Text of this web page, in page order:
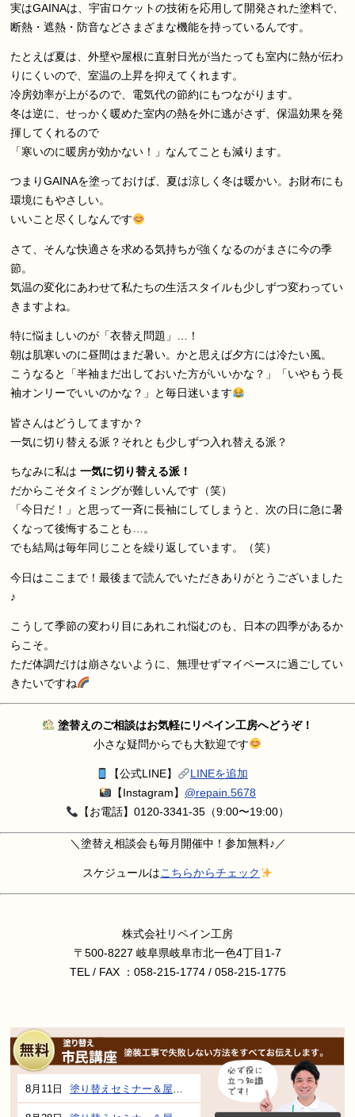
実はGAINAは、宇宙ロケットの技術を応用して開発された塗料で、
断熱・遮熱・防音などさまざまな機能を持っているんです。
たとえば夏は、外壁や屋根に直射日光が当たっても室内に熱が伝わ
りにくいので、室温の上昇を抑えてくれます。
冷房効率が上がるので、電気代の節約にもつながります。
冬は逆に、せっかく暖めた室内の熱を外に逃がさず、保温効果を発
揮してくれるので
「寒いのに暖房が効かない！」なんてことも減ります。
つまりGAINAを塗っておけば、夏は涼しく冬は暖かい。お財布にも
環境にもやさしい。
いいこと尽くしなんです
さて、そんな快適さを求める気持ちが強くなるのがまさに今の季
節。
気温の変化にあわせて私たちの生活スタイルも少しずつ変わってい
きますよね。
特に悩ましいのが「衣替え問題」…！
朝は肌寒いのに昼間はまだ暑い。かと思えば夕方には冷たい風。
こうなると「半袖まだ出しておいた方がいいかな？」「いやもう長
袖オンリーでいいのかな？」と毎日迷います
皆さんはどうしてますか？
一気に切り替える派？それとも少しずつ入れ替える派？
ちなみに私は一気に切り替える派！
だからこそタイミングが難しいんです（笑）
「今日だ！」と思って一斉に長袖にしてしまうと、次の日に急に暑
くなって後悔することも…。
でも結局は毎年同じことを繰り返しています。（笑）
今日はここまで！最後まで読んでいただきありがとうございました
♪
こうして季節の変わり目にあれこれ悩むのも、日本の四季があるか
らこそ。
ただ体調だけは崩さないように、無理せずマイペースに過ごしてい
きたいですね
塗替えのご相談はお気軽にリペイン工房へどうぞ！
小さな疑問からでも大歓迎です
【公式LINE】
LINEを追加
【Instagram】 @repain.5678
【お電話】0120-3341-35（9:00〜19:00）
＼塗替え相談会も毎月開催中！参加無料♪／
スケジュールはこちらからチェック
株式会社リペイン工房
〒500-8227 岐阜県岐阜市北一色4丁目1-7
TEL / FAX ：058-215-1774 / 058-215-1775
8月11日 塗り替えセミナー＆屋根、外壁の塗り替え市民講座 inぎふメディアコスモス